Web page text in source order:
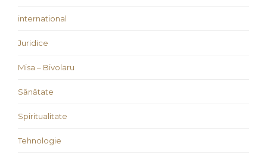
international
Juridice
Misa – Bivolaru
Sănătate
Spiritualitate
Tehnologie